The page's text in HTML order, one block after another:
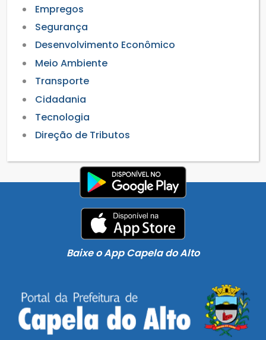
Empregos
Segurança
Desenvolvimento Econômico
Meio Ambiente
Transporte
Cidadania
Tecnologia
Direção de Tributos
Baixe o App Capela do Alto